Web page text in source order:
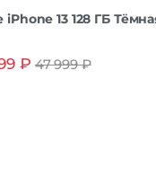
iPhone 13 128 ГБ
₽ 47 999₽